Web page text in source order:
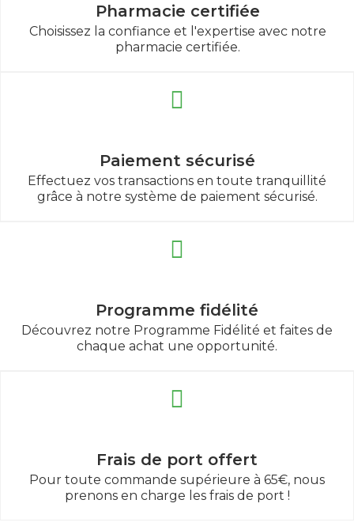
Pharmacie certifiée
Choisissez la confiance et l'expertise avec notre
pharmacie certifiée.
Paiement sécurisé
Effectuez vos transactions en toute tranquillité
grâce à notre système de paiement sécurisé.
Programme fidélité
Découvrez notre Programme Fidélité et faites de
chaque achat une opportunité.
Frais de port offert
Pour toute commande supérieure à 65€, nous
prenons en charge les frais de port !